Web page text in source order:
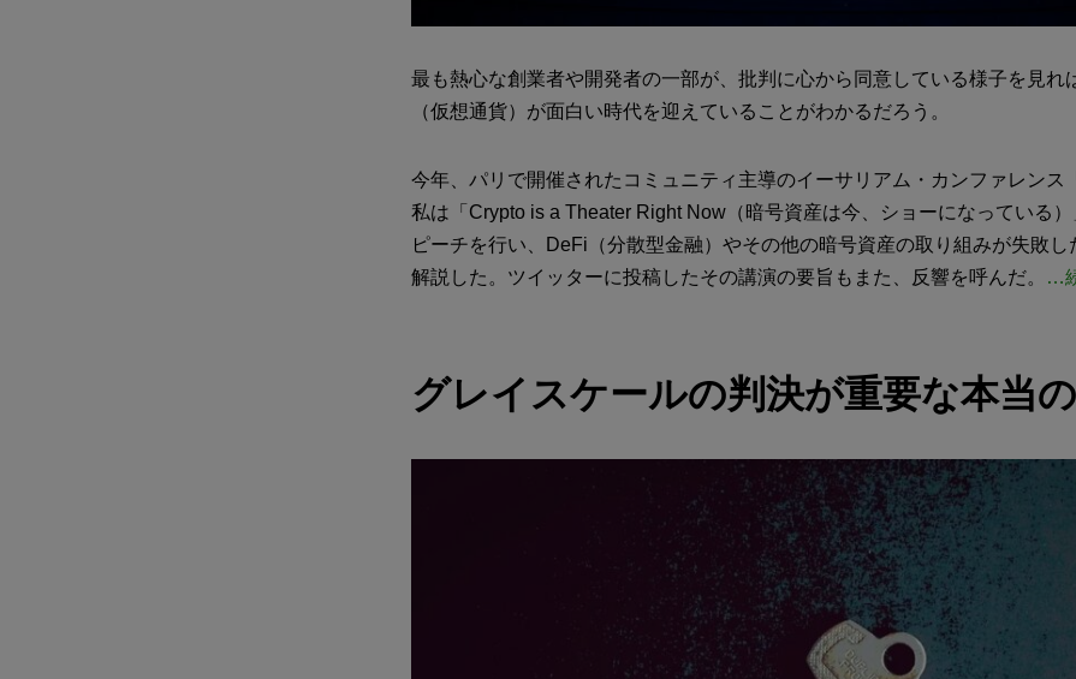
最も熱心な創業者や開発者の一部が、批判に心から同意している様子を見れ
（仮想通貨）が面白い時代を迎えていることがわかるだろう。
今年、パリで開催されたコミュニティ主導のイーサリアム・カンファレンス
私は「Crypto is a Theater Right Now（暗号資産は今、ショーになっている）
ピーチを行い、DeFi（分散型金融）やその他の暗号資産の取り組みが失敗し
解説した。ツイッターに投稿したその講演の要旨もまた、反響を呼んだ。
…
グレイスケールの判決が重要な本当